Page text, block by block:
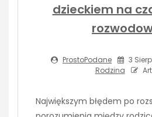
dzieckiem na
ProstoPodane 3
Rodzina
Największym błędem po